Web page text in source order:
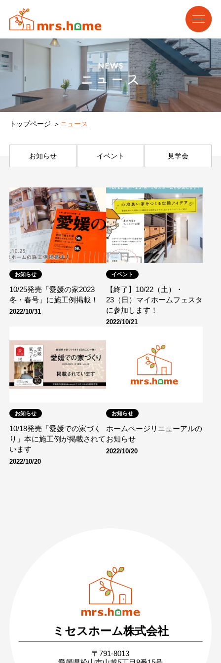
NEWS
ニュース
トップページ ニュース
お知らせ イベント 見学会
お知らせ
10/25発売「愛媛の家2023
冬・春号」に施工例掲載！
2022/10/31
イベント
【終了】10/22（土）・
23（日）マイホームフェスタ
に参加します！
2022/10/21
お知らせ
10/18発売「愛媛での家づく
り」本に施工例が掲載されて
います
2022/10/20
お知らせ
ホームページリニューアルの
お知らせ
2022/10/20
営業時間：月〜土 8:30 〜 17:30
日・祝 9:30 〜 17:30
無料相談・お問い合わせ
まずはお気軽にご相談ください
ミセスホーム株式会社
〒791-8013